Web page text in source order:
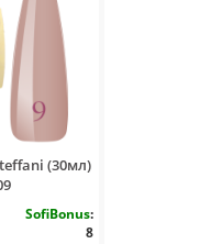
(30мл)
SofiBonus:
8